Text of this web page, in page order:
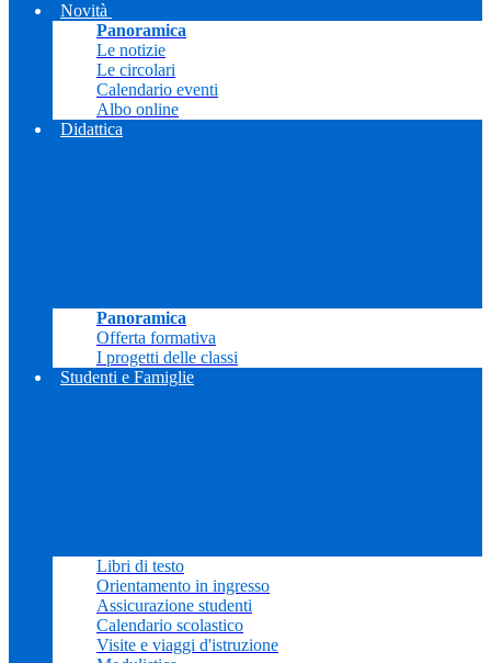
Novità
Panoramica
Le notizie
Le circolari
Calendario eventi
Albo online
Didattica
Panoramica
Offerta formativa
I progetti delle classi
Studenti e Famiglie
Libri di testo
Orientamento in ingresso
Assicurazione studenti
Calendario scolastico
Visite e viaggi d'istruzione